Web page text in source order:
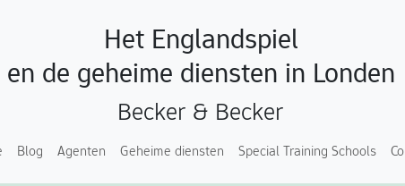
Het Englandspiel
en de geheime diensten in Londen
Becker & Becker
Blog Agenten Geheime diensten Special Training Schools